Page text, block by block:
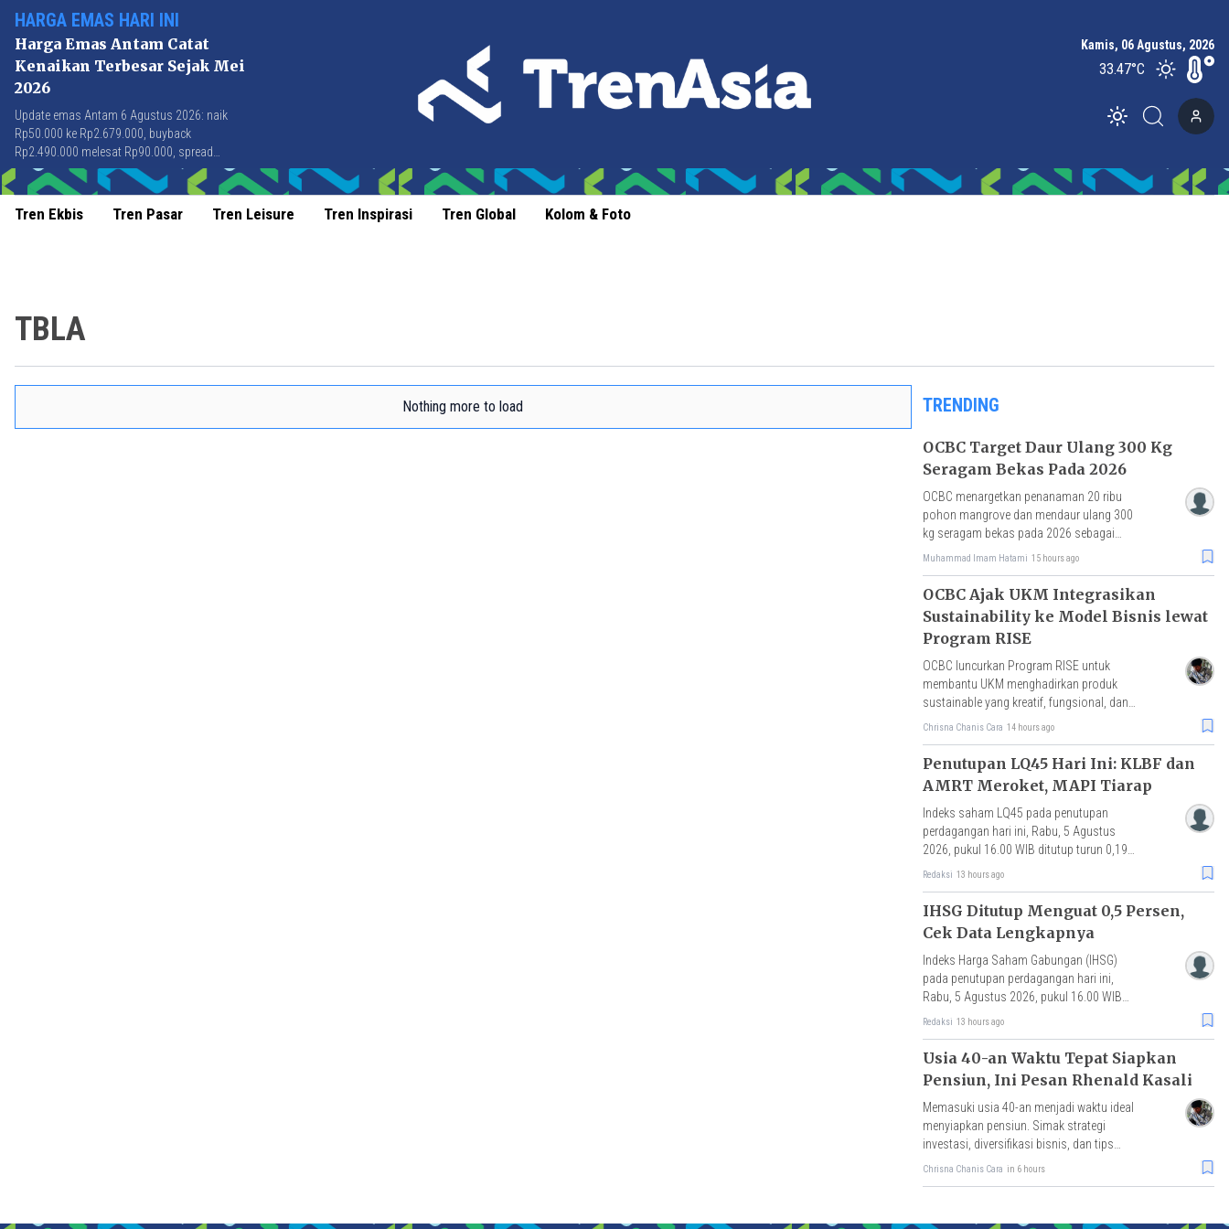
HARGA EMAS HARI INI
Harga Emas Antam Catat
Kenaikan Terbesar Sejak Mei
2026
Update emas Antam 6 Agustus 2026: naik
Rp50.000 ke Rp2.679.000, buyback
Rp2.490.000 melesat Rp90.000, spread
Rp189.000 tersempit sejak awal April 2026.
Kamis, 06 Agustus, 2026
33.47°C
Toggle theme
Tren Ekbis Tren Pasar Tren Leisure Tren Inspirasi Tren Global Kolom & Foto
TBLA
Nothing more to load TRENDING
OCBC Target Daur Ulang 300 Kg
Seragam Bekas Pada 2026
OCBC menargetkan penanaman 20 ribu
pohon mangrove dan mendaur ulang 300
kg seragam bekas pada 2026 sebagai
bagian dari komitmen sustainability.
Muhammad Imam Hatami 15 hours ago
OCBC Ajak UKM Integrasikan
Sustainability ke Model Bisnis lewat
Program RISE
OCBC luncurkan Program RISE untuk
membantu UKM menghadirkan produk
sustainable yang kreatif, fungsional, dan
bernilai ekonomi. Implementasi riil
Chrisna Chanis Cara 14 hours ago
Penutupan LQ45 Hari Ini: KLBF dan
AMRT Meroket, MAPI Tiarap
Indeks saham LQ45 pada penutupan
perdagangan hari ini, Rabu, 5 Agustus
2026, pukul 16.00 WIB ditutup turun 0,19%
atau melemah 1 poin ke level 633,99.
Redaksi 13 hours ago
IHSG Ditutup Menguat 0,5 Persen,
Cek Data Lengkapnya
Indeks Harga Saham Gabungan (IHSG)
pada penutupan perdagangan hari ini,
Rabu, 5 Agustus 2026, pukul 16.00 WIB
ditutup naik 0.50% atau menguat 31,62
Redaksi 13 hours ago
Usia 40-an Waktu Tepat Siapkan
Pensiun, Ini Pesan Rhenald Kasali
Memasuki usia 40-an menjadi waktu ideal
menyiapkan pensiun. Simak strategi
investasi, diversifikasi bisnis, dan tips
Rhenald Kasali agar tetap produktif di hari
Chrisna Chanis Cara in 6 hours